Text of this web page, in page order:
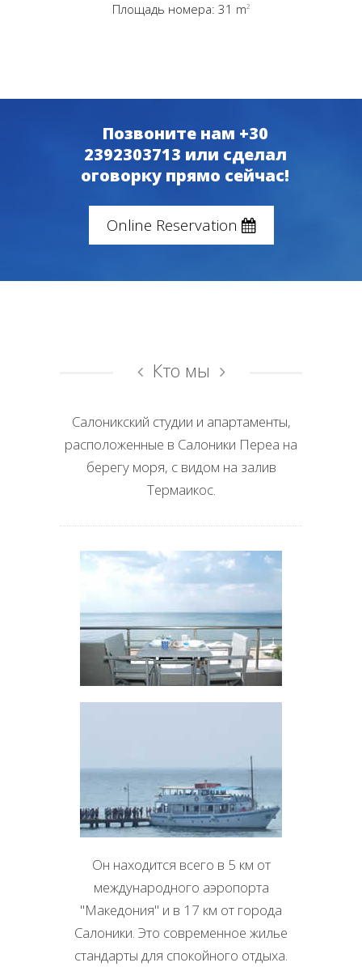
Переа Салоники
Номера и апартаменты на берегу моря
Площадь номера: 31 m²
Позвоните нам +30
2392303713 или сделал
оговорку прямо сейчас!
Online Reservation
Кто мы
Салоникский студии и апартаменты,
расположенные в Салоники Переа на
берегу моря, с видом на залив
Термаикос.
Он находится всего в 5 км от
международного аэропорта
"Македония" и в 17 км от города
Салоники. Это современное жилье
стандарты для спокойного отдыха.